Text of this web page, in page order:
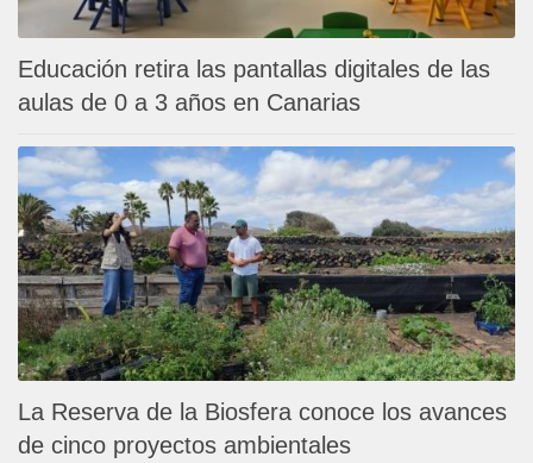
Educación retira las pantallas digitales de las
aulas de 0 a 3 años en Canarias
La Reserva de la Biosfera conoce los avances
de cinco proyectos ambientales